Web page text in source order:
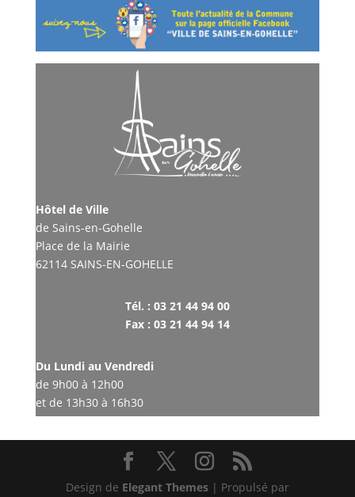
Hôtel de Ville
de Sains-en-Gohelle
Place de la Mairie
62114 SAINS-EN-GOHELLE
Tél. : 03 21 44 94 00
Fax : 03 21 44 94 14
Du Lundi au Vendredi
de 9h00 à 12h00
et de 13h30 à 16h30
Design de Elegant Themes| Propulsé par